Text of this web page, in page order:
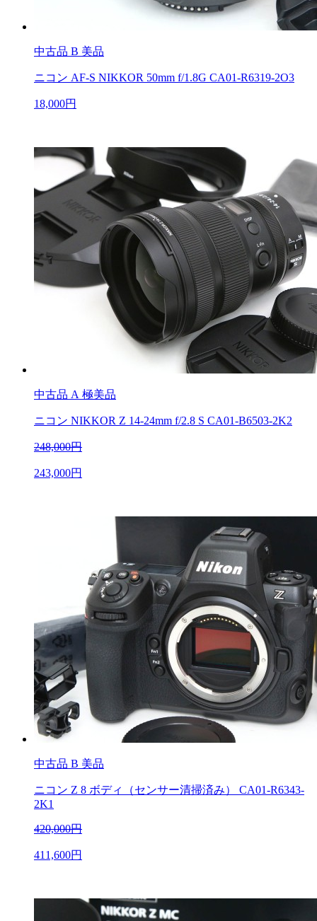
中古品 B 美品
ニコン AF-S NIKKOR 50mm f/1.8G CA01-R6319-2O3
18,000円
中古品 A 極美品
ニコン NIKKOR Z 14-24mm f/2.8 S CA01-B6503-2K2
248,000円
243,000円
中古品 B 美品
ニコン Z 8 ボディ（センサー清掃済み） CA01-R6343-
2K1
420,000円
411,600円